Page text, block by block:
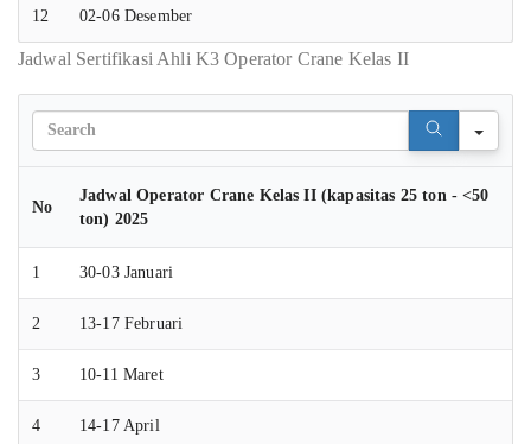
12 02-06 Desember
Jadwal Sertifikasi Ahli K3 Operator Crane Kelas II
No
Jadwal Operator Crane Kelas II (kapasitas 25 ton - <50
ton) 2025
1 30-03 Januari
2 13-17 Februari
3 10-11 Maret
4 14-17 April